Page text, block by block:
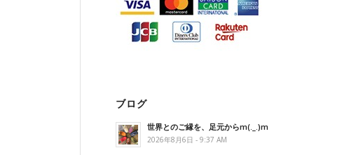
ブログ
世界とのご縁を、足元からm(._.)m
2026年8月6日 - 9:37 AM